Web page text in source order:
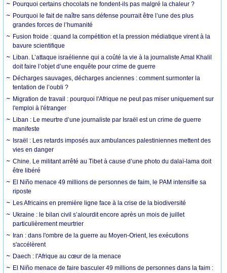
Pourquoi certains chocolats ne fondent-ils pas malgré la chaleur ?
Pourquoi le fait de naître sans défense pourrait être l’une des plus
grandes forces de l’humanité
Fusion froide : quand la compétition et la pression médiatique virent à la
bavure scientifique
Liban. L’attaque israélienne qui a coûté la vie à la journaliste Amal Khalil
doit faire l’objet d’une enquête pour crime de guerre
Décharges sauvages, décharges anciennes : comment surmonter la
tentation de l’oubli ?
Migration de travail : pourquoi l'Afrique ne peut pas miser uniquement sur
l'emploi à l'étranger
Liban : Le meurtre d’une journaliste par Israël est un crime de guerre
manifeste
Israël : Les retards imposés aux ambulances palestiniennes mettent des
vies en danger
Chine. Le militant arrêté au Tibet à cause d’une photo du dalaï-lama doit
être libéré
El Niño menace 49 millions de personnes de faim, le PAM intensifie sa
riposte
Les Africains en première ligne face à la crise de la biodiversité
Ukraine : le bilan civil s’alourdit encore après un mois de juillet
particulièrement meurtrier
Iran : dans l'ombre de la guerre au Moyen-Orient, les exécutions
s'accélèrent
Daech : l'Afrique au cœur de la menace
El Niño menace de faire basculer 49 millions de personnes dans la faim :